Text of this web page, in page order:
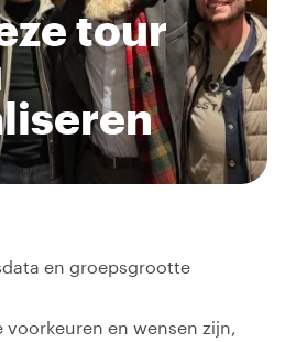
tour
en groepsgrootte
voorkeuren en wensen zijn,